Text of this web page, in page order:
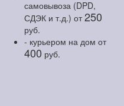
самовывоза (DPD,
СДЭК и т.д.) от250
руб.
- курьером на дом от
400 руб.